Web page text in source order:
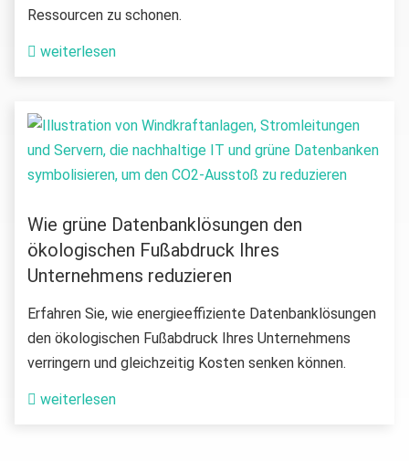
Ressourcen zu schonen.
weiterlesen
Wie grüne Datenbanklösungen den
ökologischen Fußabdruck Ihres
Unternehmens reduzieren
Erfahren Sie, wie energieeffiziente Datenbanklösungen
den ökologischen Fußabdruck Ihres Unternehmens
verringern und gleichzeitig Kosten senken können.
weiterlesen